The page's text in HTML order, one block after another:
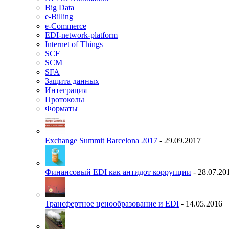
Big Data
e-Billing
e-Commerce
EDI-network-platform
Internet of Things
SCF
SCM
SFA
Защита данных
Интеграция
Протоколы
Форматы
Exchange Summit Barcelona 2017 - 29.09.2017
Финансовый EDI как антидот коррупции -
Трансфертное ценообразование и EDI - 14.05.2016